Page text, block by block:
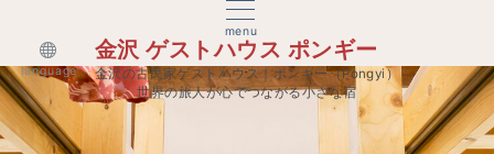
menu
金沢 ゲストハウス ポンギー
金沢の古民家ゲストハウス｜ポンギー（Pongyi）
世界の旅人が心でつながる小さな宿
language